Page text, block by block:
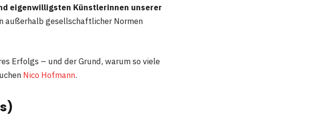
eigenwilligsten Künstlerinnen unserer
außerhalb gesellschaftlicher Normen
Erfolgs – und der Grund, warum so viele
Nico Hofmann.